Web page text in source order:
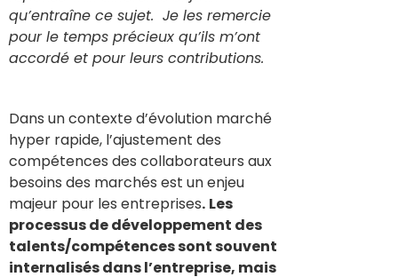
qu’entraîne ce sujet. Je les remercie
pour le temps précieux qu’ils m’ont
accordé et pour leurs contributions.
Dans un contexte d’évolution marché
hyper rapide, l’ajustement des
compétences des collaborateurs aux
besoins des marchés est un enjeu
majeur pour les entreprises. Les
processus de développement des
talents/compétences sont souvent
internalisés dans l’entreprise, mais